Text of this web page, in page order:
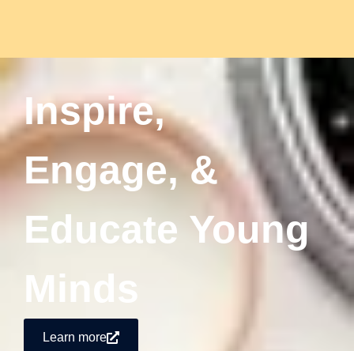
Inspire,
Engage, &
Educate Young
Minds
Learn more